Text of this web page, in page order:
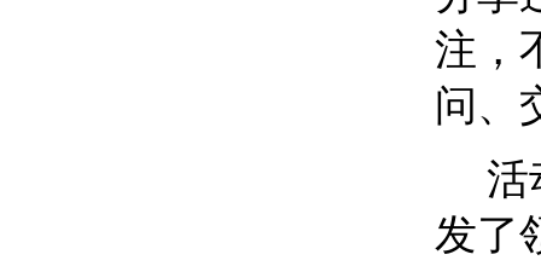
注，
问、
活
发了